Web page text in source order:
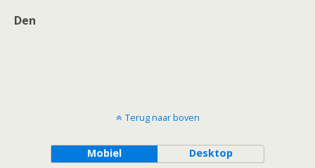
Den
Terug naar boven
Mobiel Desktop